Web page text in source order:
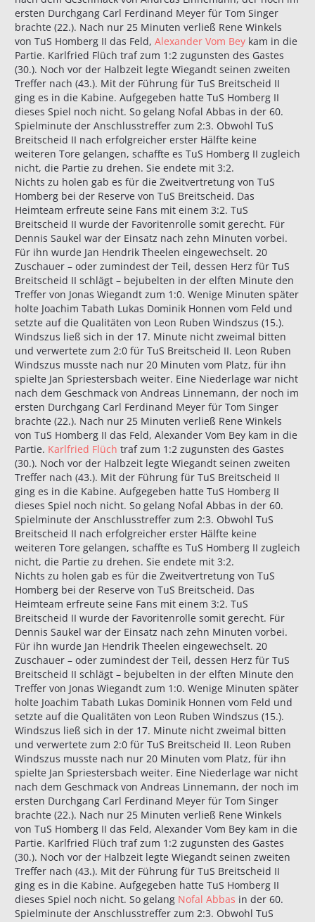
ersten Durchgang Carl Ferdinand Meyer für Tom Singer
brachte (22.). Nach nur 25 Minuten verließ Rene Winkels
von TuS Homberg II das Feld, Alexander Vom Bey kam in die
Partie. Karlfried Flüch traf zum 1:2 zugunsten des Gastes
(30.). Noch vor der Halbzeit legte Wiegandt seinen zweiten
Treffer nach (43.). Mit der Führung für TuS Breitscheid II
ging es in die Kabine. Aufgegeben hatte TuS Homberg II
dieses Spiel noch nicht. So gelang Nofal Abbas in der 60.
Spielminute der Anschlusstreffer zum 2:3. Obwohl TuS
Breitscheid II nach erfolgreicher erster Hälfte keine
weiteren Tore gelangen, schaffte es TuS Homberg II zugleich
nicht, die Partie zu drehen. Sie endete mit 3:2.
Nichts zu holen gab es für die Zweitvertretung von TuS
Homberg bei der Reserve von TuS Breitscheid. Das
Heimteam erfreute seine Fans mit einem 3:2. TuS
Breitscheid II wurde der Favoritenrolle somit gerecht. Für
Dennis Saukel war der Einsatz nach zehn Minuten vorbei.
Für ihn wurde Jan Hendrik Theelen eingewechselt. 20
Zuschauer – oder zumindest der Teil, dessen Herz für TuS
Breitscheid II schlägt – bejubelten in der elften Minute den
Treffer von Jonas Wiegandt zum 1:0. Wenige Minuten später
holte Joachim Tabath Lukas Dominik Honnen vom Feld und
setzte auf die Qualitäten von Leon Ruben Windszus (15.).
Windszus ließ sich in der 17. Minute nicht zweimal bitten
und verwertete zum 2:0 für TuS Breitscheid II. Leon Ruben
Windszus musste nach nur 20 Minuten vom Platz, für ihn
spielte Jan Spriestersbach weiter. Eine Niederlage war nicht
nach dem Geschmack von Andreas Linnemann, der noch im
ersten Durchgang Carl Ferdinand Meyer für Tom Singer
brachte (22.). Nach nur 25 Minuten verließ Rene Winkels
von TuS Homberg II das Feld, Alexander Vom Bey kam in die
Partie. Karlfried Flüch traf zum 1:2 zugunsten des Gastes
(30.). Noch vor der Halbzeit legte Wiegandt seinen zweiten
Treffer nach (43.). Mit der Führung für TuS Breitscheid II
ging es in die Kabine. Aufgegeben hatte TuS Homberg II
dieses Spiel noch nicht. So gelang Nofal Abbas in der 60.
Spielminute der Anschlusstreffer zum 2:3. Obwohl TuS
Breitscheid II nach erfolgreicher erster Hälfte keine
weiteren Tore gelangen, schaffte es TuS Homberg II zugleich
nicht, die Partie zu drehen. Sie endete mit 3:2.
Nichts zu holen gab es für die Zweitvertretung von TuS
Homberg bei der Reserve von TuS Breitscheid. Das
Heimteam erfreute seine Fans mit einem 3:2. TuS
Breitscheid II wurde der Favoritenrolle somit gerecht. Für
Dennis Saukel war der Einsatz nach zehn Minuten vorbei.
Für ihn wurde Jan Hendrik Theelen eingewechselt. 20
Zuschauer – oder zumindest der Teil, dessen Herz für TuS
Breitscheid II schlägt – bejubelten in der elften Minute den
Treffer von Jonas Wiegandt zum 1:0. Wenige Minuten später
holte Joachim Tabath Lukas Dominik Honnen vom Feld und
setzte auf die Qualitäten von Leon Ruben Windszus (15.).
Windszus ließ sich in der 17. Minute nicht zweimal bitten
und verwertete zum 2:0 für TuS Breitscheid II. Leon Ruben
Windszus musste nach nur 20 Minuten vom Platz, für ihn
spielte Jan Spriestersbach weiter. Eine Niederlage war nicht
nach dem Geschmack von Andreas Linnemann, der noch im
ersten Durchgang Carl Ferdinand Meyer für Tom Singer
brachte (22.). Nach nur 25 Minuten verließ Rene Winkels
von TuS Homberg II das Feld, Alexander Vom Bey kam in die
Partie. Karlfried Flüch traf zum 1:2 zugunsten des Gastes
(30.). Noch vor der Halbzeit legte Wiegandt seinen zweiten
Treffer nach (43.). Mit der Führung für TuS Breitscheid II
ging es in die Kabine. Aufgegeben hatte TuS Homberg II
dieses Spiel noch nicht. So gelang Nofal Abbas in der 60.
Spielminute der Anschlusstreffer zum 2:3. Obwohl TuS